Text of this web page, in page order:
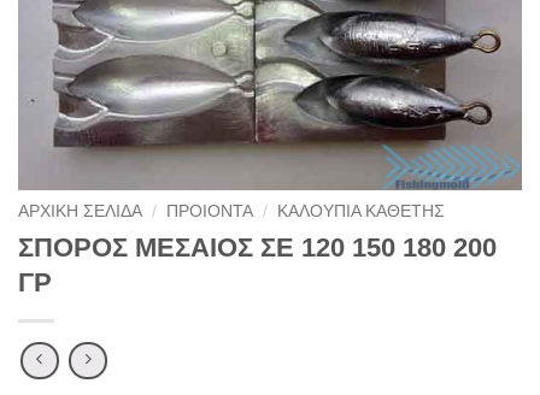
ΑΡΧΙΚΉ ΣΕΛΊΔΑ / ΠΡΟΙΟΝΤΑ / ΚΑΛΟΥΠΙΑ ΚΑΘΕΤΗΣ
ΣΠΟΡΟΣ ΜΕΣΑΙΟΣ ΣΕ 120 150 180 200
ΓΡ